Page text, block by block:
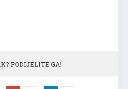
PODIJELITE GA!